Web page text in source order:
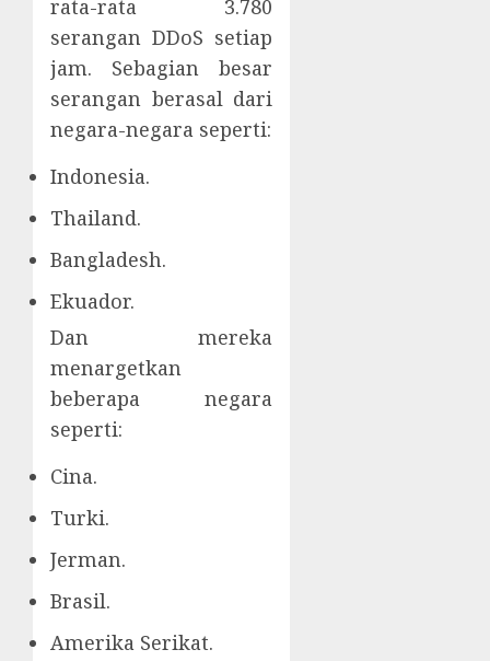
rata-rata 3.780
serangan DDoS setiap
jam. Sebagian besar
serangan berasal dari
negara-negara seperti:
Indonesia.
Thailand.
Bangladesh.
Ekuador.
Dan mereka
menargetkan
beberapa negara
seperti:
Cina.
Turki.
Jerman.
Brasil.
Amerika Serikat.